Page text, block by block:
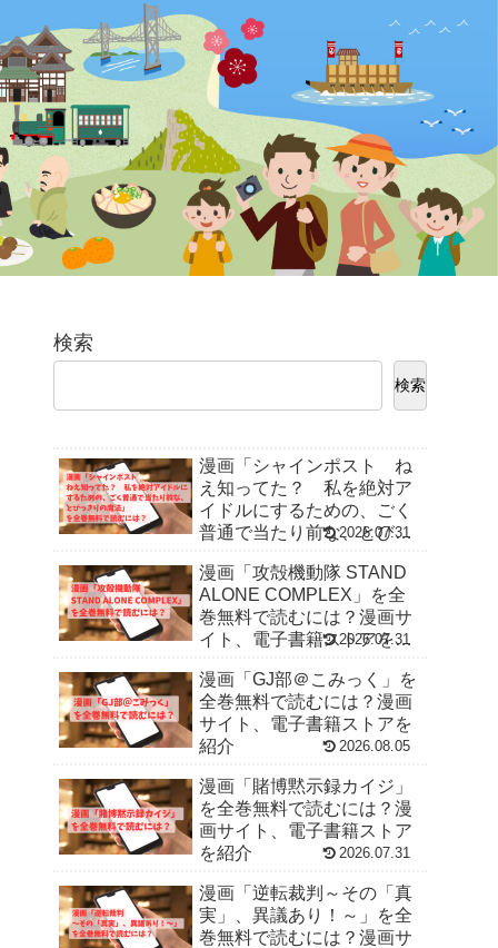
検索
検索
漫画「シャインポスト ね
え知ってた？ 私を絶対ア
イドルにするための、ごく
普通で当たり前な、とびっ
読むには？漫画サイト、電
子書籍ストアを紹介
2026.07.31
漫画「攻殻機動隊 STAND
ALONE COMPLEX」を全
巻無料で読むには？漫画サ
イト、電子書籍ストアを紹
2026.07.31
漫画「GJ部＠こみっく」を
全巻無料で読むには？漫画
サイト、電子書籍ストアを
紹介
2026.08.05
漫画「賭博黙示録カイジ」
を全巻無料で読むには？漫
画サイト、電子書籍ストア
を紹介
2026.07.31
漫画「逆転裁判～その「真
実」、異議あり！～」を全
巻無料で読むには？漫画サ